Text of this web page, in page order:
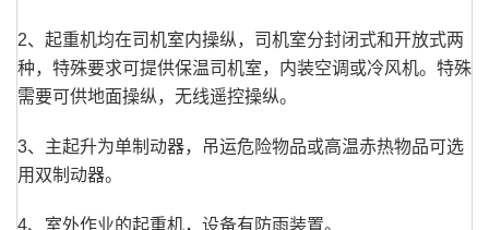
2、起重机均在司机室内操纵，司机室分封闭式和开放式两
种，特殊要求可提供保温司机室，内装空调或冷风机。特殊
需要可供地面操纵，无线遥控操纵。
3、主起升为单制动器，吊运危险物品或高温赤热物品可选
用双制动器。
4、室外作业的起重机，设备有防雨装置。